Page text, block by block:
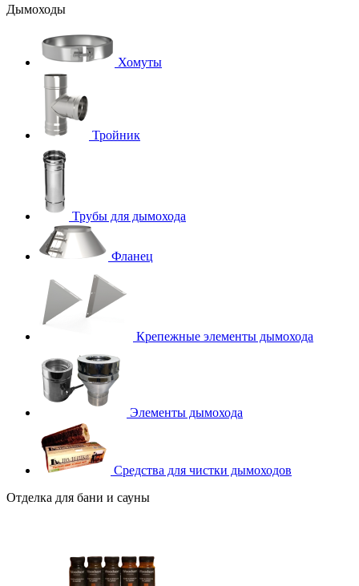
Дымоходы
Хомуты
Тройник
Трубы для дымохода
Фланец
Крепежные элементы дымохода
Элементы дымохода
Средства для чистки дымоходов
Отделка для бани и сауны